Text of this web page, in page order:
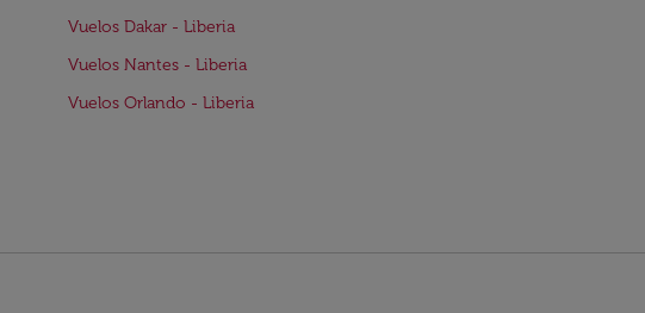
Vuelos Dakar - Liberia
Vuelos Nantes - Liberia
Vuelos Orlando - Liberia